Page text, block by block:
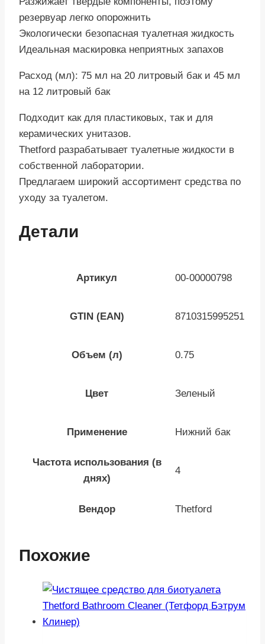
резервуар легко опорожнить
Экологически безопасная туалетная жидкость
Идеальная маскировка неприятных запахов
Расход (мл): 75 мл на 20 литровый бак и 45 мл
на 12 литровый бак
Подходит как для пластиковых, так и для
керамических унитазов.
Thetford разрабатывает туалетные жидкости в
собственной лаборатории.
Предлагаем широкий ассортимент средства по
уходу за туалетом.
Детали
Артикул 00-00000798
GTIN (EAN) 8710315995251
Объем (л) 0.75
Цвет Зеленый
Применение Нижний бак
Частота использования (в
днях)
4
Вендор Thetford
Похожие